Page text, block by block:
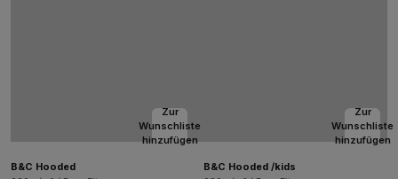
Zur
Wunschliste
hinzufügen
B&C Hooded
Zur
Wunschliste
hinzufügen
B&C Hooded /kids